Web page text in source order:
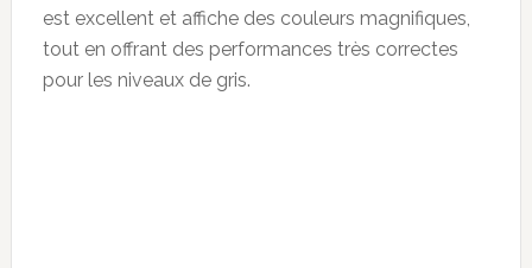
est excellent et affiche des couleurs magnifiques,
tout en offrant des performances très correctes
pour les niveaux de gris.